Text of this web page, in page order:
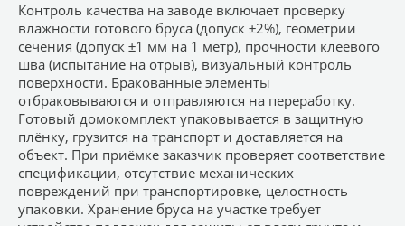
Контроль качества на заводе включает проверку
влажности готового бруса (допуск ±2%), геометрии
сечения (допуск ±1 мм на 1 метр), прочности клеевого
шва (испытание на отрыв), визуальный контроль
поверхности. Бракованные элементы
отбраковываются и отправляются на переработку.
Готовый домокомплект упаковывается в защитную
плёнку, грузится на транспорт и доставляется на
объект. При приёмке заказчик проверяет соответствие
спецификации, отсутствие механических
повреждений при транспортировке, целостность
упаковки. Хранение бруса на участке требует